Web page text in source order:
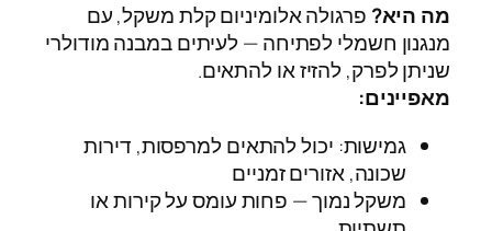
מה היא? פרגולה אלומיניום קלת משקל, עם
מנגנון חשמלי לפתיחה — לעיתים במבנה מודולרי
שניתן לפרק, להזיז או להתאים.
מאפיינים:
גמישות: יכול להתאים למרפסות, דירות
שכונה, אזורים זמניים
משקל נמוך — פחות עומס על קירות או